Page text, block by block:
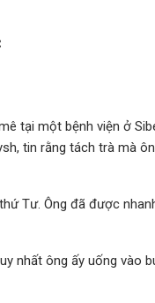
tại một bệnh viện ở
tin rằng tách trà mà
Tư. Ông đã được
nhất ông ấy uống vào